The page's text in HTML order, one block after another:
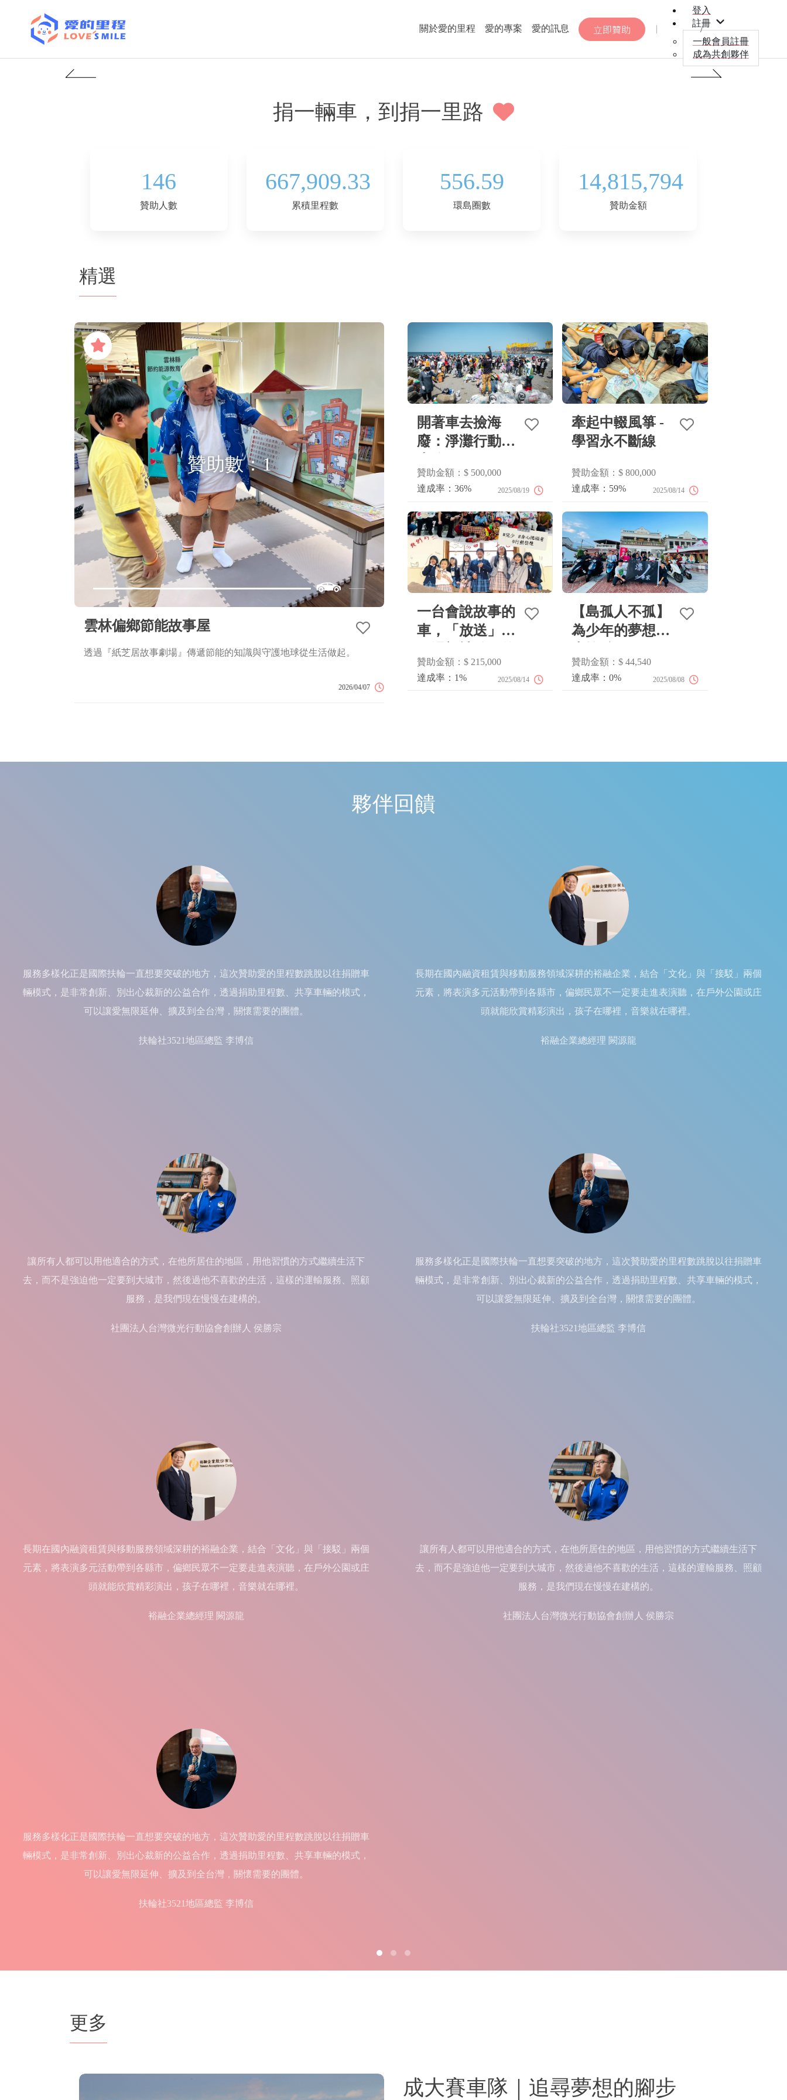
關於愛的里程 愛的專案 愛的訊息 立即贊助
登入
註冊
一般會員註冊
成為共創夥伴
捐一輛車，到捐一里路
146
贊助人數
667,909.33
累積里程數
556.59
環島圈數
14,815,794
贊助金額
精選
贊助數：1
雲林偏鄉節能故事屋
透過『紙芝居故事劇場』傳遞節能的知識與守護地球從生活做起。
2026/04/07
贊助數：1
行動音樂教室全台計畫 2026
及偏遠地區學校，以專業且高品質的音樂教育陪伴孩子，消弭學習資源
的不平等，讓弱勢、逆境孩子的潛能也有平等的機會被啟發。
開著車去撿海
廢：淨灘行動車
贊助金額：$ 500,000
達成率：36%
2025/08/19
牽起中輟風箏 -
學習永不斷線
贊助金額：$ 800,000
達成率：59%
2025/08/14
一台會說故事的
車，「放送」每
聲音
贊助金額：$ 215,000
達成率：1%
2025/08/14
【島孤人不孤】
為少年的夢想裝
贊助金額：$ 44,540
達成率：0%
2025/08/08
夥伴回饋
服務多樣化正是國際扶輪一直想要突破的地方，這次贊助愛的里程數跳脫以往捐贈車
輛模式，是非常創新、別出心裁新的公益合作，透過捐助里程數、共享車輛的模式，
可以讓愛無限延伸、擴及到全台灣，關懷需要的團體。
扶輪社3521地區總監 李博信
長期在國內融資租賃與移動服務領域深耕的裕融企業，結合「文化」與「接駁」兩個
元素，將表演多元活動帶到各縣市，偏鄉民眾不一定要走進表演聽，在戶外公園或庄
頭就能欣賞精彩演出，孩子在哪裡，音樂就在哪裡。
裕融企業總經理 闕源龍
讓所有人都可以用他適合的方式，在他所居住的地區，用他習慣的方式繼續生活下
去，而不是強迫他一定要到大城市，然後過他不喜歡的生活，這樣的運輸服務、照顧
服務，是我們現在慢慢在建構的。
社團法人台灣微光行動協會創辦人 侯勝宗
服務多樣化正是國際扶輪一直想要突破的地方，這次贊助愛的里程數跳脫以往捐贈車
輛模式，是非常創新、別出心裁新的公益合作，透過捐助里程數、共享車輛的模式，
可以讓愛無限延伸、擴及到全台灣，關懷需要的團體。
扶輪社3521地區總監 李博信
長期在國內融資租賃與移動服務領域深耕的裕融企業，結合「文化」與「接駁」兩個
元素，將表演多元活動帶到各縣市，偏鄉民眾不一定要走進表演聽，在戶外公園或庄
頭就能欣賞精彩演出，孩子在哪裡，音樂就在哪裡。
裕融企業總經理 闕源龍
讓所有人都可以用他適合的方式，在他所居住的地區，用他習慣的方式繼續生活下
去，而不是強迫他一定要到大城市，然後過他不喜歡的生活，這樣的運輸服務、照顧
服務，是我們現在慢慢在建構的。
社團法人台灣微光行動協會創辦人 侯勝宗
服務多樣化正是國際扶輪一直想要突破的地方，這次贊助愛的里程數跳脫以往捐贈車
輛模式，是非常創新、別出心裁新的公益合作，透過捐助里程數、共享車輛的模式，
可以讓愛無限延伸、擴及到全台灣，關懷需要的團體。
扶輪社3521地區總監 李博信
更多
成大賽車隊｜追尋夢想的腳步